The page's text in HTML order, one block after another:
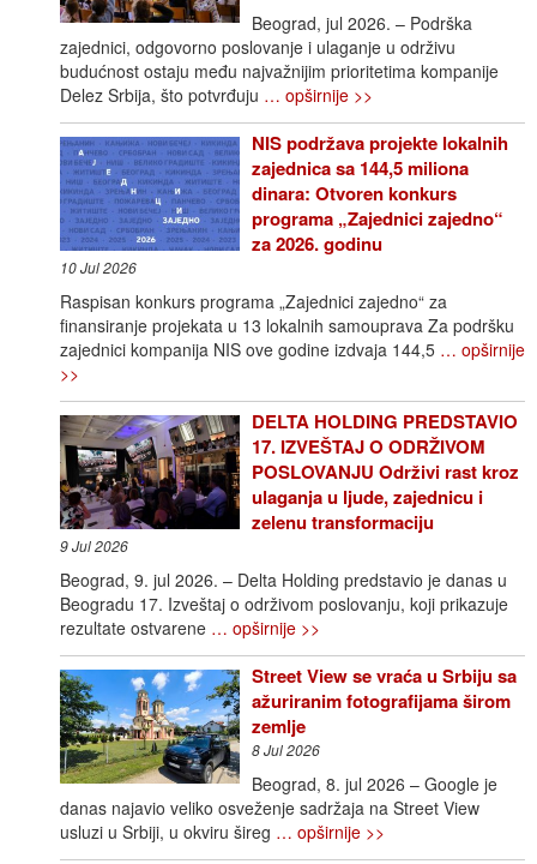
Beograd, jul 2026. – Podrška
zajednici, odgovorno poslovanje i ulaganje u održivu
budućnost ostaju među najvažnijim prioritetima kompanije
Delez Srbija, što potvrđuju … opširnije >>
NIS podržava projekte lokalnih
zajednica sa 144,5 miliona
dinara: Otvoren konkurs
programa „Zajednici zajedno“
za 2026. godinu
10 Jul 2026
Raspisan konkurs programa „Zajednici zajedno“ za
finansiranje projekata u 13 lokalnih samouprava Za podršku
zajednici kompanija NIS ove godine izdvaja 144,5 … opširnije
>>
DELTA HOLDING PREDSTAVIO
17. IZVEŠTAJ O ODRŽIVOM
POSLOVANJU Održivi rast kroz
ulaganja u ljude, zajednicu i
zelenu transformaciju
9 Jul 2026
Beograd, 9. jul 2026. – Delta Holding predstavio je danas u
Beogradu 17. Izveštaj o održivom poslovanju, koji prikazuje
rezultate ostvarene … opširnije >>
Street View se vraća u Srbiju sa
ažuriranim fotografijama širom
zemlje
8 Jul 2026
Beograd, 8. jul 2026 – Google je
danas najavio veliko osveženje sadržaja na Street View
usluzi u Srbiji, u okviru šireg … opširnije >>